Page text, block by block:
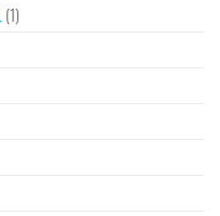
(1)